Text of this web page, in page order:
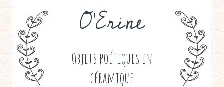
O'Erine
Objets poétiques en
céramique